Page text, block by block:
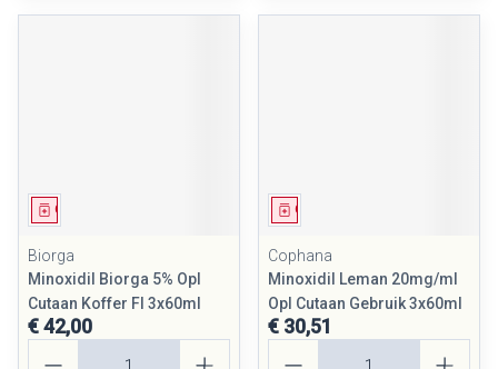
Geneesmiddel
Biorga
Minoxidil Biorga 5% Opl
Cutaan Koffer Fl 3x60ml
€ 42,00
Geneesmiddel
Cophana
Minoxidil Leman 20mg/ml
Opl Cutaan Gebruik 3x60ml
€ 30,51